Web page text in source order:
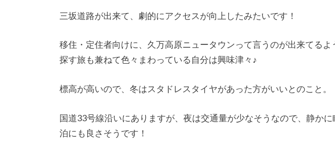
三坂道路が出来て、劇的にアクセスが向上したみたいです！
移住・定住者向けに、久万高原ニュータウンって言うのが出来てるよ
探す旅も兼ねて色々まわっている自分は興味津々♪
標高が高いので、冬はスタドレスタイヤがあった方がいいとのこと。
国道33号線沿いにありますが、夜は交通量が少なそうなので、静か
泊にも良さそうです！